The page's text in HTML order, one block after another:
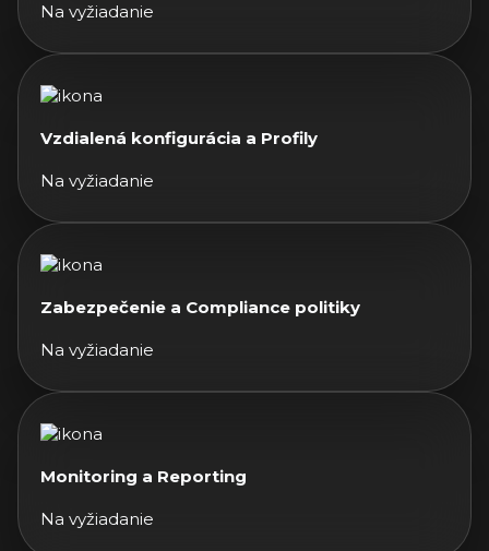
Na vyžiadanie
Vzdialená konfigurácia a Profily
Na vyžiadanie
Zabezpečenie a Compliance politiky
Na vyžiadanie
Monitoring a Reporting
Na vyžiadanie